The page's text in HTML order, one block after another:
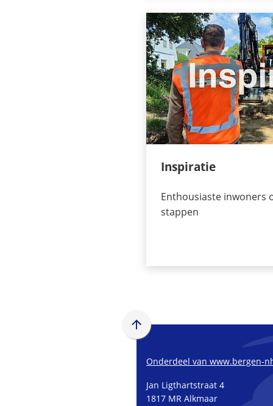
Inspiratie
Enthousiaste inwoners
stappen
Scroll
boven
het
Onderdeel van www.bergen-
Jan Ligthartstraat 4
1817 MR Alkmaar